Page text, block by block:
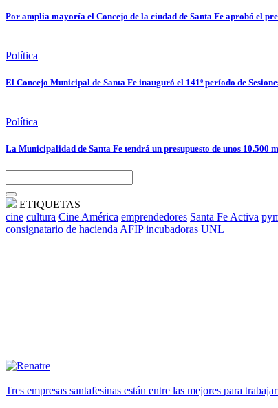
Por amplia mayoría el Concejo de la ciudad de Santa Fe aprobó el
Política
El Concejo Municipal de Santa Fe inauguró el 141º período de
Política
La Municipalidad de Santa Fe tendrá un presupuesto de unos 10.500
ETIQUETAS
cine cultura Cine América emprendedores Santa Fe Activa
consignatario de hacienda AFIP incubadoras UNL
Tres empresas santafesinas están entre las mejores para